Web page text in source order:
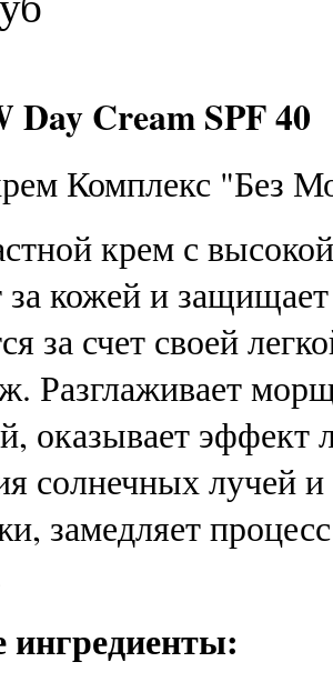
Cream SPF 40
Комплекс "Без
крем с
за кожей и
за счет своей
Разглаживает
оказывает
солнечных
замедляет